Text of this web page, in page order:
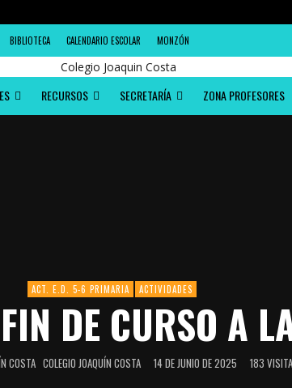
BIBLIOTECA CALENDARIO ESCOLAR MONZÓN
RECURSOS SECRETARÍA ZONA PROFESORES
ACT. E.D. 5-6 PRIMARIA ACTIVIDADES
DE CURSO A
COLEGIO JOAQUÍN COSTA 14 DE JUNIO DE 2025 183